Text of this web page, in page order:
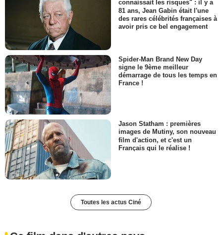
connaissait les risques" : il y a
81 ans, Jean Gabin était l'une
des rares célébrités françaises à
avoir pris ce bel engagement
Spider-Man Brand New Day
signe le 9ème meilleur
démarrage de tous les temps en
France !
Jason Statham : premières
images de Mutiny, son nouveau
film d'action, et c'est un
Français qui le réalise !
Toutes les actus Ciné